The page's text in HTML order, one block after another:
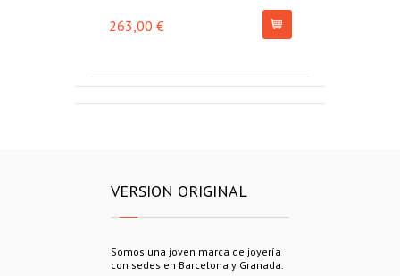
263,00 €
VERSION ORIGINAL
Somos una joven marca de joyería
con sedes en Barcelona y Granada.